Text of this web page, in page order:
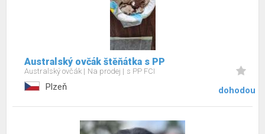
Australský ovčák štěňátka s PP
Australský ovčák Na prodej s PP FCI
Plzeň dohodou